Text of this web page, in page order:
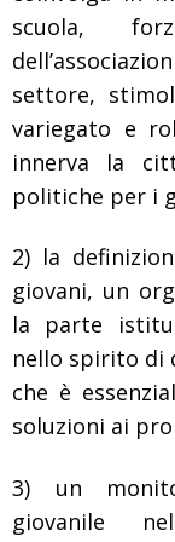
scuola,
settore,
variegato e
innerva la
politiche per i
2) la
giovani, un
la parte
nello spirito di
che è
soluzioni ai
3) un
giovanile